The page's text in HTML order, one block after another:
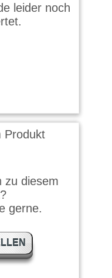
leider noch
Produkt
zu diesem
gerne.